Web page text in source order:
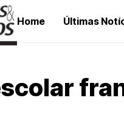
Home Últimas